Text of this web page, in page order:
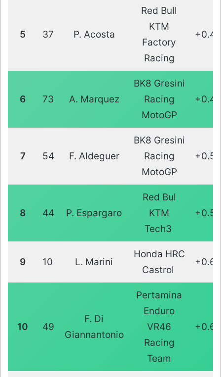
5 37 P. Acosta
Red Bull
KTM
Factory
Racing
6 73 A. Marquez
BK8 Gresini
Racing
MotoGP
7 54 F. Aldeguer
BK8 Gresini
Racing
MotoGP
8 44 P. Espargaro
Red Bul
KTM
Tech3
9 10 L. Marini
Honda HRC
Castrol
10 49
F. Di
Giannantonio
Pertamina
Enduro
VR46
Racing
Team